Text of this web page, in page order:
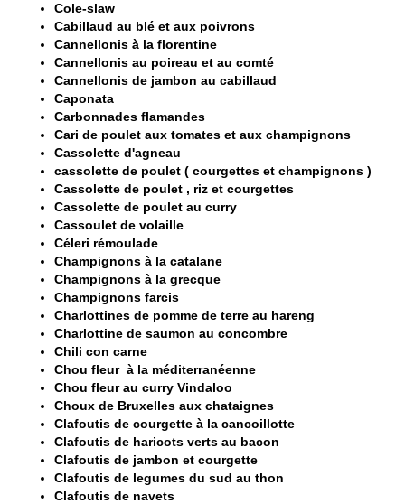
Cole-slaw
Cabillaud au blé et aux poivrons
Cannellonis à la florentine
Cannellonis au poireau et au comté
Cannellonis de jambon au cabillaud
Caponata
Carbonnades flamandes
Cari de poulet aux tomates et aux champignons
Cassolette d'agneau
cassolette de poulet ( courgettes et champignons )
Cassolette de poulet , riz et courgettes
Cassolette de poulet au curry
Cassoulet de volaille
Céleri rémoulade
Champignons à la catalane
Champignons à la grecque
Champignons farcis
Charlottines de pomme de terre au hareng
Charlottine de saumon au concombre
Chili con carne
Chou fleur à la méditerranéenne
Chou fleur au curry Vindaloo
Choux de Bruxelles aux chataignes
Clafoutis de courgette à la cancoillotte
Clafoutis de haricots verts au bacon
Clafoutis de jambon et courgette
Clafoutis de legumes du sud au thon
Clafoutis de navets